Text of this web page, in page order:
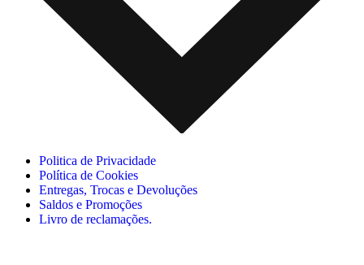
Politica de Privacidade
Política de Cookies
Entregas, Trocas e Devoluções
Saldos e Promoções
Livro de reclamações.